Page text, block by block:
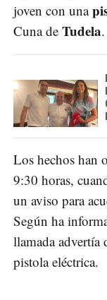
joven con una
Cuna de Tudela.
Los hechos han
9:30 horas,
un aviso para
Según ha
llamada advertía
pistola eléctrica.